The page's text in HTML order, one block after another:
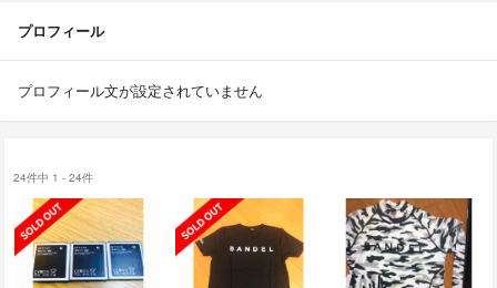
プロフィール
プロフィール文が設定されていません
24件中 1 - 24件